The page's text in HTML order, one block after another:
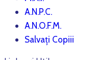
A.N.P.C.
A.N.O.F.M.
Salvați Copiii